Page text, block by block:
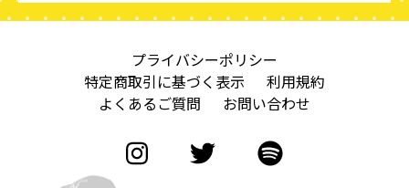
プライバシーポリシー
特定商取引に基づく表示
利用規約
よくあるご質問
お問い合わせ